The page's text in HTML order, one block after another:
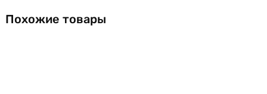
Похожие товары